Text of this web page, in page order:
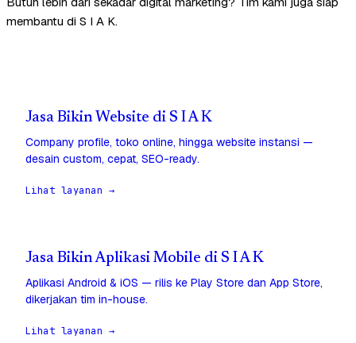
membantu di S I A K.
Jasa Bikin Website di S I A K
Company profile, toko online, hingga website instansi —
desain custom, cepat, SEO-ready.
Lihat layanan →
Jasa Bikin Aplikasi Mobile di S I A K
Aplikasi Android & iOS — rilis ke Play Store dan App Store,
dikerjakan tim in-house.
Lihat layanan →